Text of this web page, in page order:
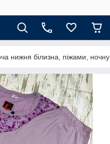
нижня білизна, піжами,